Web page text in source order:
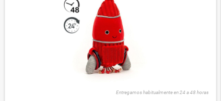
Entregamos habitualmente en 24 a 48 horas